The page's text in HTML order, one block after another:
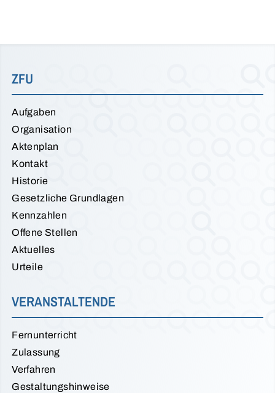
ZFU
Aufgaben
Organisation
Aktenplan
Kontakt
Historie
Gesetzliche Grundlagen
Kennzahlen
Offene Stellen
Aktuelles
Urteile
VERANSTALTENDE
Fernunterricht
Zulassung
Verfahren
Gestaltungshinweise